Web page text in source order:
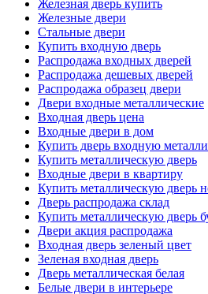
Железная дверь купить
Железные двери
Стальные двери
Купить входную дверь
Распродажа входных дверей
Распродажа дешевых дверей
Распродажа образец двери
Двери входные металлические
Входная дверь цена
Входные двери в дом
Купить дверь входную
Купить металлическую дверь
Входные двери в квартиру
Купить металлическую дверь
Дверь распродажа склад
Купить металлическую дверь
Двери акция распродажа
Входная дверь зеленый цвет
Зеленая входная дверь
Дверь металлическая белая
Белые двери в интерьере